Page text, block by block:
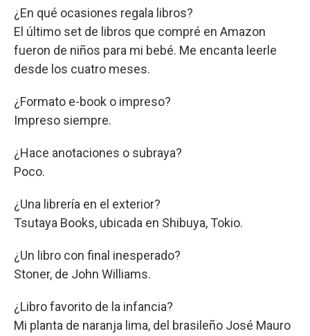
¿En qué ocasiones regala libros?
El último set de libros que compré en Amazon
fueron de niños para mi bebé. Me encanta leerle
desde los cuatro meses.
¿Formato e-book o impreso?
Impreso siempre.
¿Hace anotaciones o subraya?
Poco.
¿Una librería en el exterior?
Tsutaya Books, ubicada en Shibuya, Tokio.
¿Un libro con final inesperado?
Stoner, de John Williams.
¿Libro favorito de la infancia?
Mi planta de naranja lima, del brasileño José Mauro